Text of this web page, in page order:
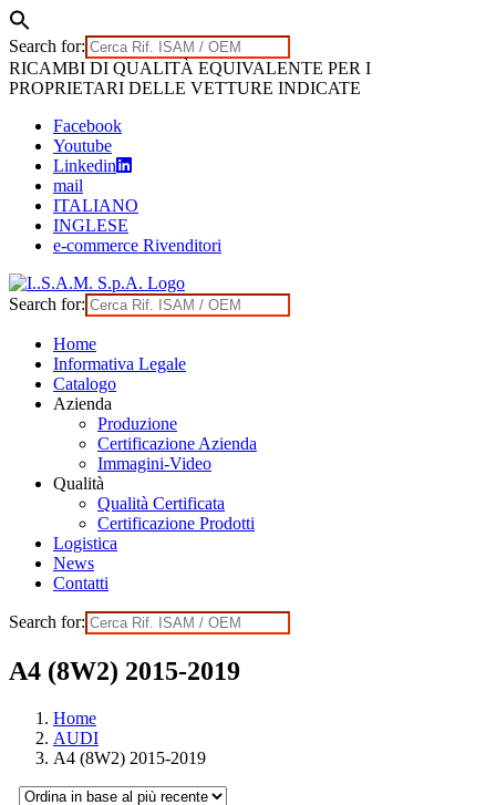
Search for:
Skip
to
RICAMBI DI QUALITÀ EQUIVALENTE PER I
PROPRIETARI DELLE VETTURE INDICATE
Facebook
Youtube
Linkedin
mail
ITALIANO
INGLESE
e-commerce Rivenditori
Search for:
Home
Informativa Legale
Catalogo
Azienda
Produzione
Certificazione Azienda
Immagini-Video
Qualità
Qualità Certificata
Certificazione Prodotti
Logistica
News
Contatti
Search for:
A4 (8W2) 2015-2019
Home
AUDI
A4 (8W2) 2015-2019